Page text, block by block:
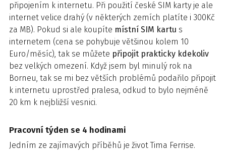
připojením k internetu. Při použití české SIM karty je ale
internet velice drahý (v některých zemích platíte i 300Kč
za MB). Pokud si ale koupíte místní SIM kartu s
internetem (cena se pohybuje většinou kolem 10
Euro/měsíc), tak se můžete připojit prakticky kdekoliv
bez velkých omezení. Když jsem byl minulý rok na
Borneu, tak se mi bez větších problémů podařilo připojit
k internetu uprostřed pralesa, odkud to bylo nejméně
20 km k nejbližší vesnici.
Pracovní týden se 4 hodinami
Jedním ze zajímavých příběhů je život Tima Ferrise.